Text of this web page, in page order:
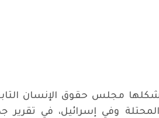
وفي إسرائيل، في تقرير